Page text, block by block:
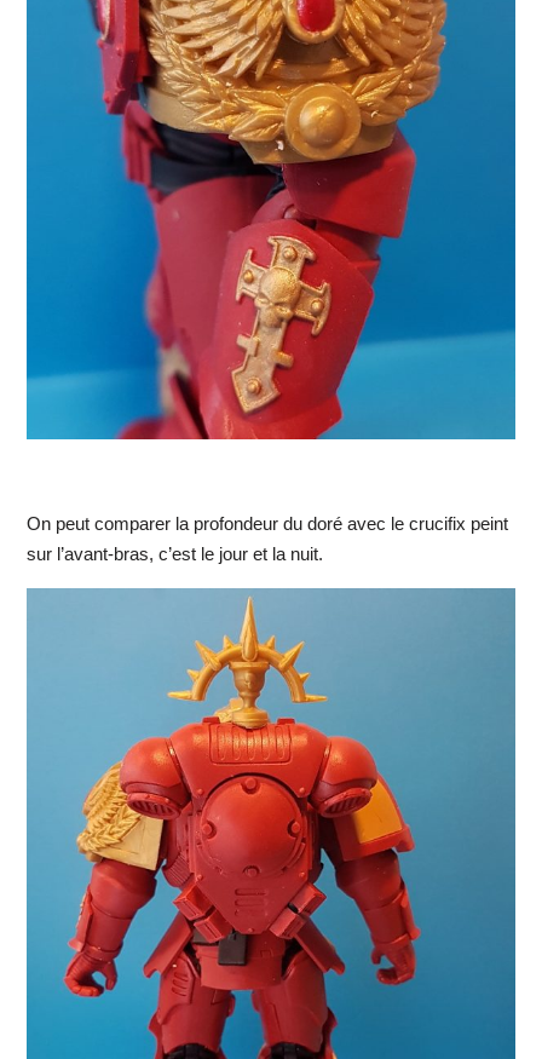
On peut comparer la profondeur du doré avec le crucifix peint
sur l’avant-bras, c’est le jour et la nuit.